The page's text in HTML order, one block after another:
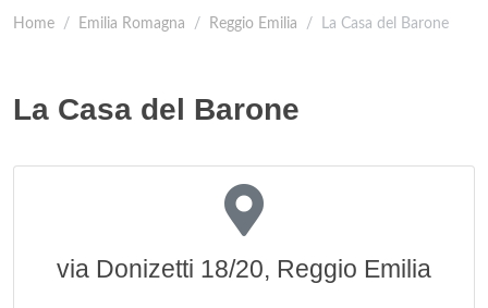
Home Emilia Romagna Reggio Emilia La Casa del Barone
La Casa del Barone
via Donizetti 18/20, Reggio Emilia